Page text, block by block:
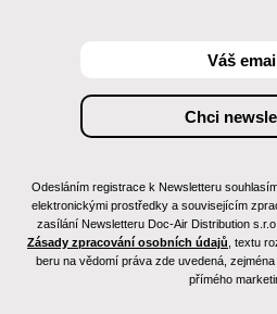
Odesláním registrace k Newsletteru
elektronickými prostředky a souvisejícím
zasílání Newsletteru Doc-Air Distribution
Zásady zpracování osobních údajů , textu
beru na vědomí práva zde uvedená,
přímého